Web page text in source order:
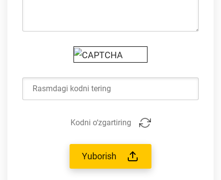
Kodni o‘zgartiring
Yuborish